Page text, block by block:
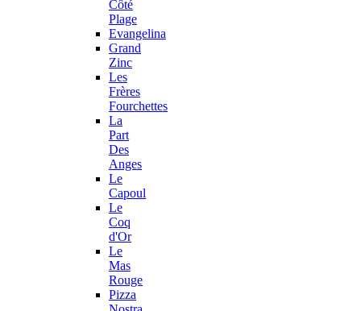
Côté
Plage
Evangelina
Grand
Zinc
Les
Frères
Fourchettes
La
Part
Des
Anges
Le
Capoul
Le
Coq
d'Or
Le
Mas
Rouge
Pizza